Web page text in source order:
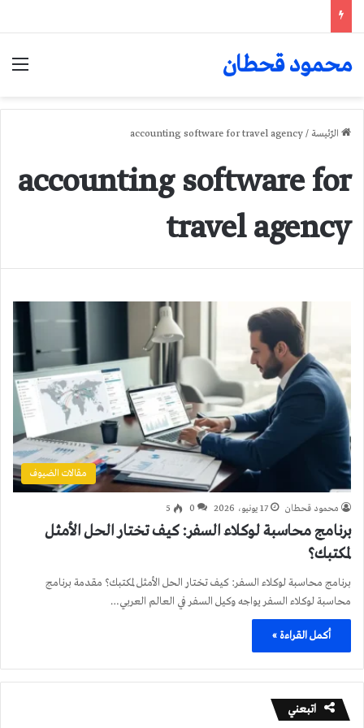
محمود قحطان
الرّئيسة /
accounting software for travel agency
accounting software for
travel agency
مقالات الضيوف
محمود قحطان 17 يونيو، 2026 0
5
برنامج محاسبة لوكلاء السفر: كيف تختار الحل الأمثل
لمكتبك؟
برنامج محاسبة لوكلاء السفر: كيف تختار الحل الأمثل لمكتبك؟ مقدمة برنامج
محاسبة لوكلاء السفر يواجه وكيل السفر في العالم العربي…
أكمل القراءة »
اتبعني